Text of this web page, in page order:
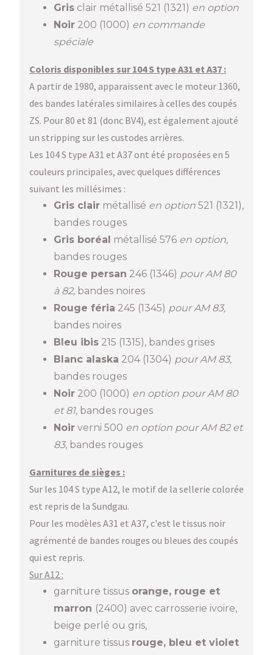
Gris clair métallisé 521 (1321) en option
Noir 200 (1000) en commande
spéciale
Coloris disponibles sur 104 S type A31 et A37 :
A partir de 1980, apparaissent avec le moteur 1360,
des bandes latérales similaires à celles des coupés
ZS. Pour 80 et 81 (donc BV4), est également ajouté
un stripping sur les custodes arrières.
Les 104 S type A31 et A37 ont été proposées en 5
couleurs principales, avec quelques différences
suivant les millésimes :
Gris clair métallisé en option 521 (1321),
bandes rouges
Gris boréal métallisé 576 en option,
bandes rouges
Rouge persan 246 (1346) pour AM 80
à 82, bandes noires
Rouge féria 245 (1345) pour AM 83,
bandes noires
Bleu ibis 215 (1315), bandes grises
Blanc alaska 204 (1304) pour AM 83,
bandes rouges
Noir 200 (1000) en option pour AM 80
et 81, bandes rouges
Noir verni 500 en option pour AM 82 et
83, bandes rouges
Garnitures de sièges :
Sur les 104 S type A12, le motif de la sellerie colorée
est repris de la Sundgau.
Pour les modèles A31 et A37, c'est le tissus noir
agrémenté de bandes rouges ou bleues des coupés
qui est repris.
Sur A12 :
garniture tissus orange, rouge et
marron (2400) avec carrosserie ivoire,
beige perlé ou gris,
garniture tissus rouge, bleu et violet